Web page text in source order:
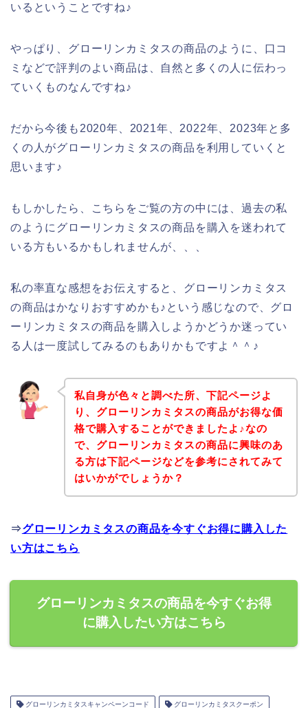
いるということですね♪
やっぱり、グローリンカミタスの商品のように、口コ
ミなどで評判のよい商品は、自然と多くの人に伝わっ
ていくものなんですね♪
だから今後も2020年、2021年、2022年、2023年と多
くの人がグローリンカミタスの商品を利用していくと
思います♪
もしかしたら、こちらをご覧の方の中には、過去の私
のようにグローリンカミタスの商品を購入を迷われて
いる方もいるかもしれませんが、、、
私の率直な感想をお伝えすると、グローリンカミタス
の商品はかなりおすすめかも♪という感じなので、グロ
ーリンカミタスの商品を購入しようかどうか迷ってい
る人は一度試してみるのもありかもですよ＾＾♪
私自身が色々と調べた所、下記ページよ
り、グローリンカミタスの商品がお得な価
格で購入することができましたよ♪なの
で、グローリンカミタスの商品に興味のあ
る方は下記ページなどを参考にされてみて
はいかがでしょうか？
⇒グローリンカミタスの商品を今すぐお得に購入した
い方はこちら
グローリンカミタスの商品を今すぐお得
に購入したい方はこちら
グローリンカミタスキャンペーンコード グローリンカミタスクーポン